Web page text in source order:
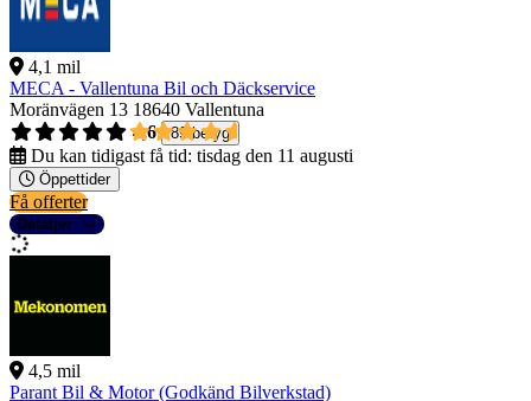
4,1 mil
MECA - Vallentuna Bil och Däckservice
Moränvägen 13 18640 Vallentuna
4,6
89 betyg
Du kan tidigast få tid: tisdag den 11 augusti
Öppettider
Få offerter
Detaljer
4,5 mil
Parant Bil & Motor (Godkänd Bilverkstad)